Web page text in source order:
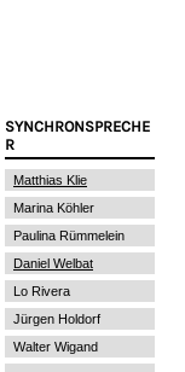
SYNCHRONSPRECHE
R
Matthias Klie
Marina Köhler
Paulina Rümmelein
Daniel Welbat
Lo Rivera
Jürgen Holdorf
Walter Wigand